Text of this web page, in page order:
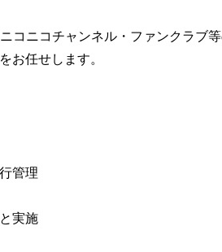
コニコチャンネル・ファンクラブ
お任せします。
管理
実施